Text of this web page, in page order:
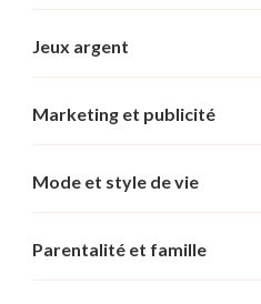
Jeux argent
Marketing et publicité
Mode et style de vie
Parentalité et famille